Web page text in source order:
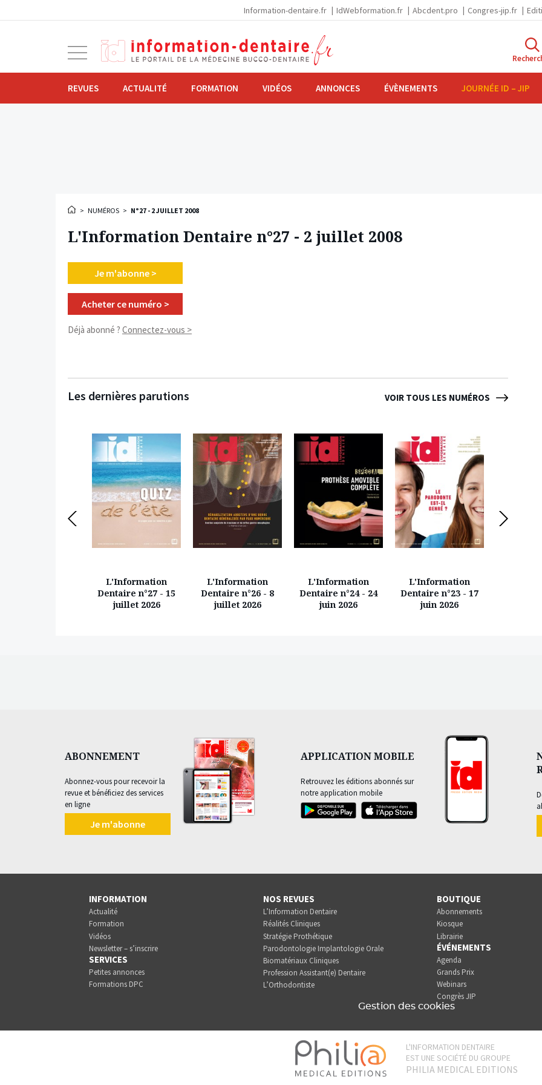
Information-dentaire.fr IdWebformation.fr Abcdent.pro Congres-jip.fr
navigation
REVUES ACTUALITÉ FORMATION VIDÉOS ANNONCES ÉVÈNEMENTS JOURNÉE ID – JIP
> NUMÉROS > N°27 - 2 JUILLET 2008
L'Information Dentaire n°27 - 2 juillet 2008
Je m'abonne >
Acheter ce numéro >
Déjà abonné ? Connectez-vous >
Les dernières parutions VOIR TOUS LES NUMÉROS
L'Information
Dentaire n°27 - 15
juillet 2026
L'Information
Dentaire n°26 - 8
juillet 2026
L'Information
Dentaire n°24 - 24
juin 2026
L'Information
Dentaire n°23 - 17
juin 2026
ABONNEMENT
Abonnez-vous pour recevoir la
revue et bénéficiez des services
en ligne
Je m'abonne
APPLICATION MOBILE
Retrouvez les éditions abonnés sur
notre application mobile
INFORMATION
Actualité
Formation
Vidéos
Newsletter – s’inscrire
SERVICES
Petites annonces
Formations DPC
NOS REVUES
L’Information Dentaire
Réalités Cliniques
Stratégie Prothétique
Parodontologie Implantologie Orale
Biomatériaux Cliniques
Profession Assistant(e) Dentaire
L’Orthodontiste
BOUTIQUE
Abonnements
Kiosque
Librairie
ÉVÉNEMENTS
Agenda
Grands Prix
Webinars
Congrès JIP
Gestion des cookies
L'INFORMATION DENTAIRE
EST UNE SOCIÉTÉ DU GROUPE
PHILIA MEDICAL EDITIONS